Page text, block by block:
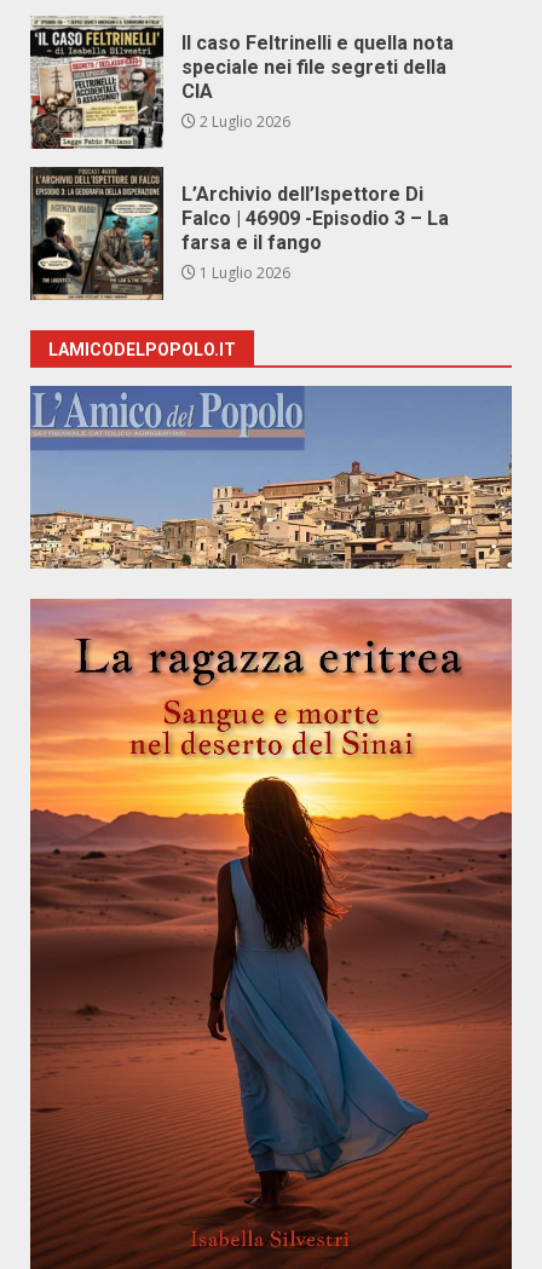
Il caso Feltrinelli e quella nota
speciale nei file segreti della
CIA
2 Luglio 2026
L’Archivio dell’Ispettore Di
Falco | 46909 -Episodio 3 – La
farsa e il fango
1 Luglio 2026
LAMICODELPOPOLO.IT